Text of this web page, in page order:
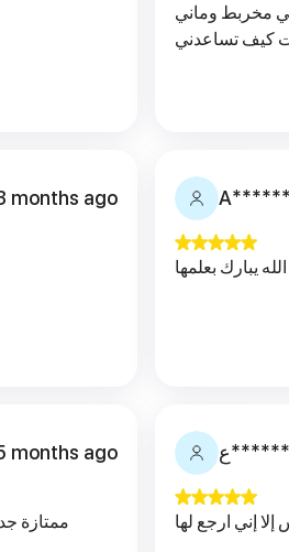
مخربط وماني
كيف تساعدني
months ago
يبارك بعلمها
months ago
ممتازة جداً مستمعه جيدة وتركز على اهم النقاط أثناء الاسترسال
ع******